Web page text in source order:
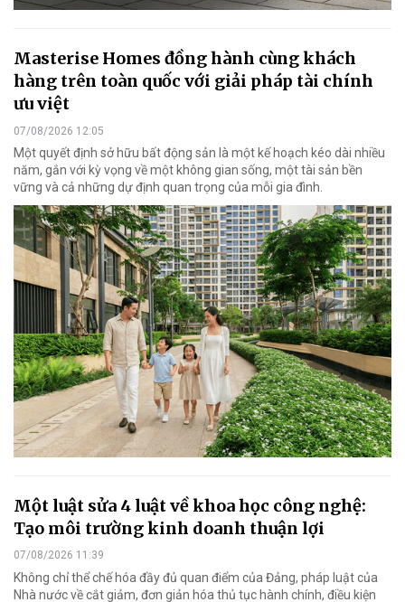
Masterise Homes đồng hành cùng khách
hàng trên toàn quốc với giải pháp tài chính
ưu việt
07/08/2026 12:05
Một quyết định sở hữu bất động sản là một kế hoạch kéo dài nhiều
năm, gắn với kỳ vọng về một không gian sống, một tài sản bền
vững và cả những dự định quan trọng của mỗi gia đình.
Một luật sửa 4 luật về khoa học công nghệ:
Tạo môi trường kinh doanh thuận lợi
07/08/2026 11:39
Không chỉ thể chế hóa đầy đủ quan điểm của Đảng, pháp luật của
Nhà nước về cắt giảm, đơn giản hóa thủ tục hành chính, điều kiện